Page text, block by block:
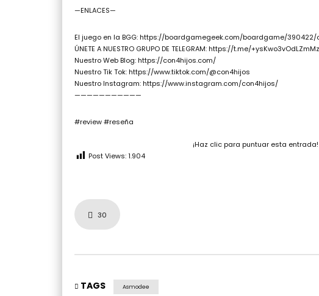
—ENLACES—
El juego en la BGG: https://boardgamegeek.com/boardgame/
ÚNETE A NUESTRO GRUPO DE TELEGRAM: https://t.me/
Nuestro Web Blog: https://con4hijos.com/
Nuestro Tik Tok: https://www.tiktok.com/@con4hijos
Nuestro Instagram: https://www.instagram.com/con4hijos/
———————————
#review #reseña
¡Haz clic para puntuar esta entrada!
Post Views:1.904
30
TAGS Asmodee